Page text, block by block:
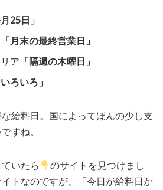
月25日」
「月末の最終営業日」
ア 「隔週の木曜日」
いろいろ」
給料日。国によってほんの少し支
すね。
いたら
のサイトを見つけまし
トなのですが、「今日が給料日か